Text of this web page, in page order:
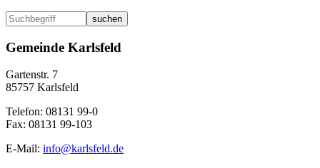
suchen
Gemeinde Karlsfeld
Gartenstr. 7
85757 Karlsfeld
Telefon: 08131 99-0
Fax: 08131 99-103
E-Mail: info@karlsfeld.de